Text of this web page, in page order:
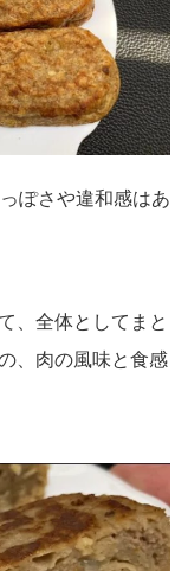
ぽさや違和感はあ
、全体としてまと
、肉の風味と食感